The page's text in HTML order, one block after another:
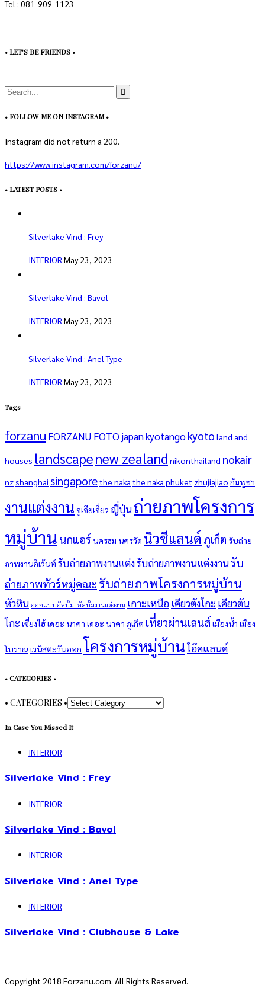
Tel : 081-909-1123
• LET'S BE FRIENDS •
• FOLLOW ME ON INSTAGRAM •
Instagram did not return a 200.
https://www.instagram.com/forzanu/
• LATEST POSTS •
Silverlake Vind : Frey
INTERIOR May 23, 2023
Silverlake Vind : Bavol
INTERIOR May 23, 2023
Silverlake Vind : Anel Type
INTERIOR May 23, 2023
Tags
forzanu FORZANU FOTO japankyotangokyoto land and
houses landscapenew zealand nikonthailand nokair
nzshanghai singaporethe naka the naka phuket zhujiajiao กัมพูชา
งานแต่งงาน จูเจียเจี่ยว ญี่ปุ่นถ่ายภาพโครงการ
หมู่บ้าน นกแอร์ นครธม นครวัด นิวซีแลนด์ ภูเก็ต รับถ่าย
ภาพงานอีเว้นท์รับถ่ายภาพงานแต่งรับถ่ายภาพงานแต่งงานรับ
ถ่ายภาพทัวร์หมู่คณะ รับถ่ายภาพโครงการหมู่บ้าน
หัวหิน ออกแบบอัลบั้ม. อัลบั้มงานแต่งงาน เกาะเหนือเคียวตังโกะ เคียวตัน
โกะ เซี่ยงไฮ้เดอะ นาคา เดอะ นาคา ภูเก็ต เที่ยวผ่านเลนส์เมืองน้ำ เมือง
โบราณเวนิสตะวันออก โครงการหมู่บ้านโอ๊คแลนด์
• CATEGORIES •
• CATEGORIES •
In Case You Missed It
INTERIOR
Silverlake Vind : Frey
INTERIOR
Silverlake Vind : Bavol
INTERIOR
Silverlake Vind : Anel Type
INTERIOR
Silverlake Vind : Clubhouse & Lake
Copyright 2018 Forzanu.com. All Rights Reserved.